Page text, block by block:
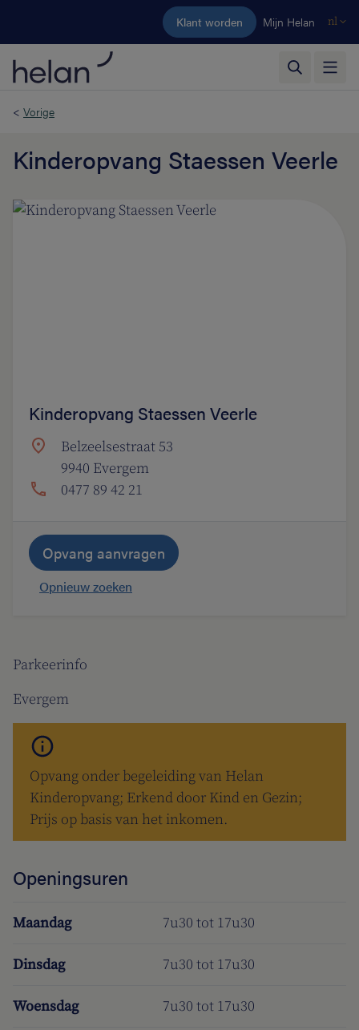
Ga naar de hoofdinhoud
Klant worden Mijn Helan nl
< Vorige
Kinderopvang Staessen Veerle
Parkeerinfo
Evergem
Opvang onder begeleiding van Helan
Kinderopvang; Erkend door Kind en Gezin;
Prijs op basis van het inkomen.
Openingsuren
Maandag 7u30 tot 17u30
Dinsdag 7u30 tot 17u30
Woensdag 7u30 tot 17u30
Kinderopvang Staessen Veerle
Belzeelsestraat 53
9940 Evergem
0477 89 42 21
Opvang aanvragen
Opnieuw zoeken